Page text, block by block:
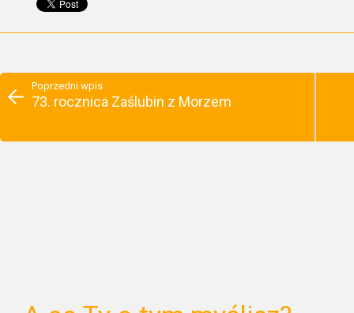
Poprzedni wpis
73. rocznica Zaślubin z Morzem